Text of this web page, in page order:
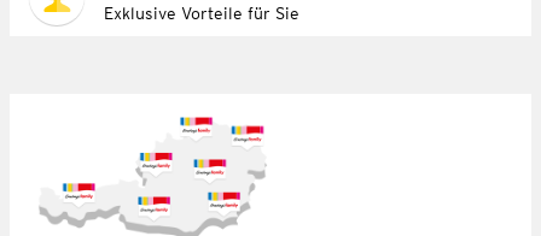
Exklusive Vorteile für Sie